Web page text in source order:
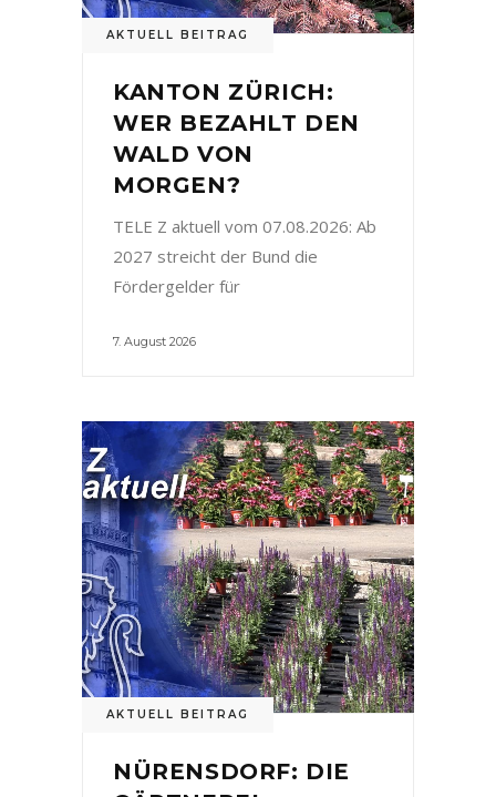
AKTUELL BEITRAG
KANTON ZÜRICH:
WER BEZAHLT DEN
WALD VON
MORGEN?
TELE Z aktuell vom 07.08.2026: Ab
2027 streicht der Bund die
Fördergelder für
7. August 2026
AKTUELL BEITRAG
NÜRENSDORF: DIE